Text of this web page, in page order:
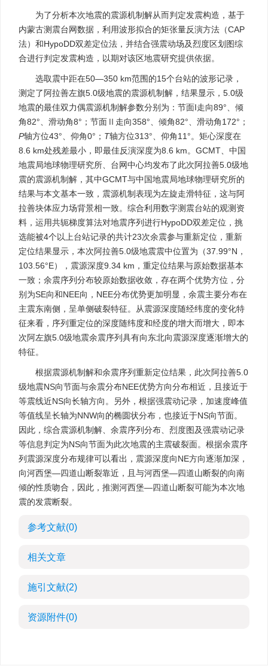
为了分析本次地震的震源机制解从而判定发震构造，基于
内蒙古测震台网数据，利用波形拟合的矩张量反演方法（CAP
法）和HypoDD双差定位法，并结合强震动场及烈度区划图综
合进行判定发震构造，以期对该区地震研究提供依据。
选取震中距在50—350 km范围的15个台站的波形记录，
测定了阿拉善左旗5.0级地震的震源机制解，结果显示，5.0级
地震的最佳双力偶震源机制解参数分别为：节面I走向89°、倾
角82°、滑动角8°；节面Ⅱ走向358°、倾角82°、滑动角172°；
P轴方位43°、仰角0°； T轴方位313°、仰角11°。矩心深度在
8.6 km处残差最小，即最佳反演深度为8.6 km。GCMT、中国
地震局地球物理研究所、台网中心均发布了此次阿拉善5.0级地
震的震源机制解，其中GCMT与中国地震局地球物理研究所的
结果与本文基本一致，震源机制表现为左旋走滑特征，这与阿
拉善块体应力场背景相一致。综合利用数字测震台站的观测资
料，运用共轭梯度算法对地震序列进行HypoDD双差定位，挑
选能被4个以上台站记录的共计23次余震参与重新定位，重新
定位结果显示，本次阿拉善5.0级地震震中位置为（37.99°N，
103.56°E），震源深度9.34 km，重定位结果与原始数据基本
一致；余震序列分布较原始数据收敛，存在两个优势方位，分
别为SE向和NEE向，NEE分布优势更加明显，余震主要分布在
主震东南侧，呈单侧破裂特征。从震源深度随经纬度的变化特
征来看，序列重定位的深度随纬度和经度的增大而增大，即本
次阿左旗5.0级地震余震序列具有向东北向震源深度逐渐增大的
特征。
根据震源机制解和余震序列重新定位结果，此次阿拉善5.0
级地震NS向节面与余震分布NEE优势方向分布相近，且接近于
等震线近NS向长轴方向。另外，根据强震动记录，加速度峰值
等值线呈长轴为NNW向的椭圆状分布，也接近于NS向节面。
因此，综合震源机制解、余震序列分布、烈度图及强震动记录
等信息判定为NS向节面为此次地震的主震破裂面。根据余震序
列震源深度分布规律可以看出，震源深度向NE方向逐渐加深，
向河西堡—四道山断裂靠近，且与河西堡—四道山断裂的向南
倾的性质吻合，因此，推测河西堡—四道山断裂可能为本次地
震的发震断裂。
参考文献(0)
相关文章
施引文献(2)
资源附件(0)